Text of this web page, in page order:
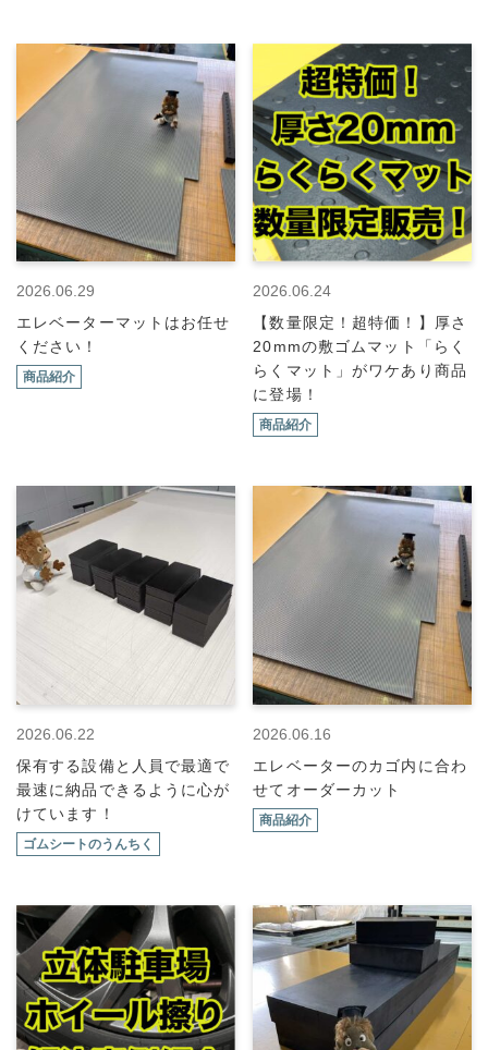
2026.06.29
エレベーターマットはお任せ
ください！
商品紹介
2026.06.24
【数量限定！超特価！】厚さ
20mmの敷ゴムマット「らく
らくマット」がワケあり商品
に登場！
商品紹介
2026.06.22
保有する設備と人員で最適で
最速に納品できるように心が
けています！
ゴムシートのうんちく
2026.06.16
エレベーターのカゴ内に合わ
せてオーダーカット
商品紹介